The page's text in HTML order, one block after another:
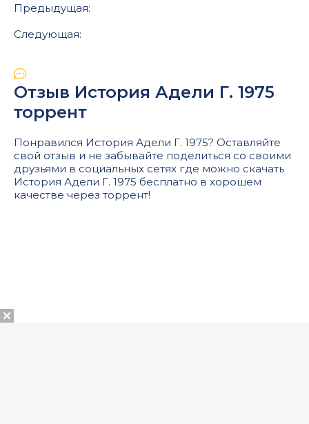
Предыдущая:
Следующая:
Отзыв История Адели Г. 1975
торрент
Понравился История Адели Г. 1975? Оставляйте
свой отзыв и не забывайте поделиться со своими
друзьями в социальных сетях где можно скачать
История Адели Г. 1975 бесплатно в хорошем
качестве через торрент!